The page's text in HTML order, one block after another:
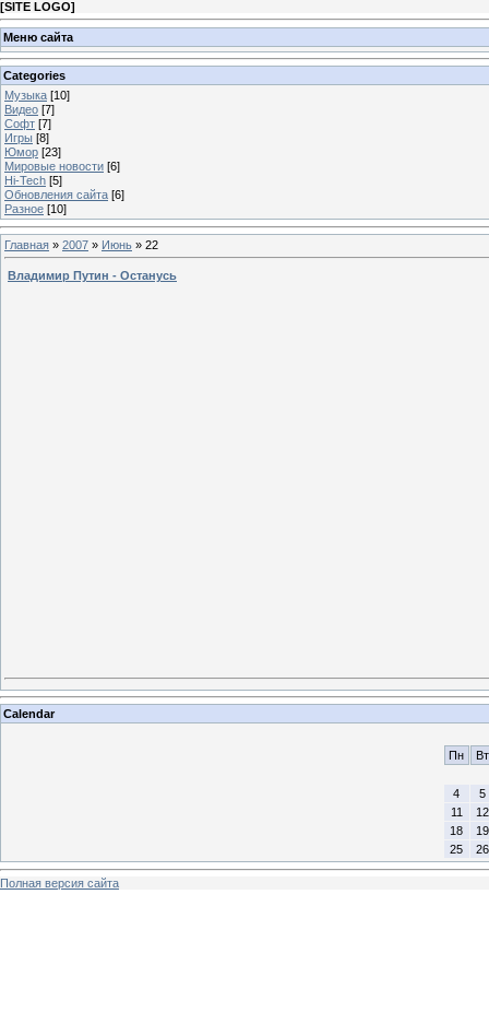
[SITE LOGO]
Меню сайта
Categories
Музыка [10]
Видео [7]
Софт [7]
Игры [8]
Юмор [23]
Мировые новости [6]
Hi-Tech [5]
Обновления сайта [6]
Разное [10]
Главная » 2007 » Июнь » 22
Владимир Путин - Останусь
Calendar
Пн Вт
4
5
11
12
18
19
25
26
Полная версия сайта